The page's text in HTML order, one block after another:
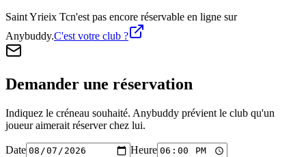
Saint Yrieix Tcn'est pas encore réservable en ligne sur
Anybuddy.C'est votre club ?
Demander une réservation
Indiquez le créneau souhaité. Anybuddy prévient le club qu'un
joueur aimerait réserver chez lui.
Date Heure